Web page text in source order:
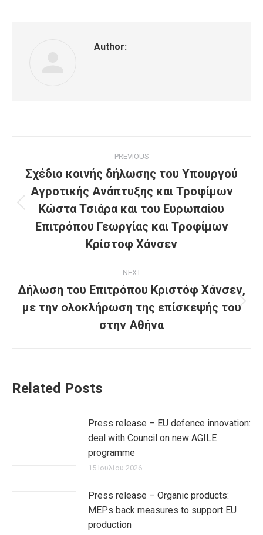
Author:
navigation
PREVIOUS
Previous
post:
Σχέδιο κοινής δήλωσης του Υπουργού
Αγροτικής Ανάπτυξης και Τροφίμων
Κώστα Τσιάρα και του Ευρωπαίου
Επιτρόπου Γεωργίας και Τροφίμων
Κρίστοφ Χάνσεν
NEXT
Next
post:
Δήλωση του Επιτρόπου Κριστόφ Χάνσεν,
με την ολοκλήρωση της επίσκεψής του
στην Αθήνα
Related Posts
Press release – EU defence innovation:
deal with Council on new AGILE
programme
15 Ιουλίου 2026
Press release – Organic products:
MEPs back measures to support EU
production